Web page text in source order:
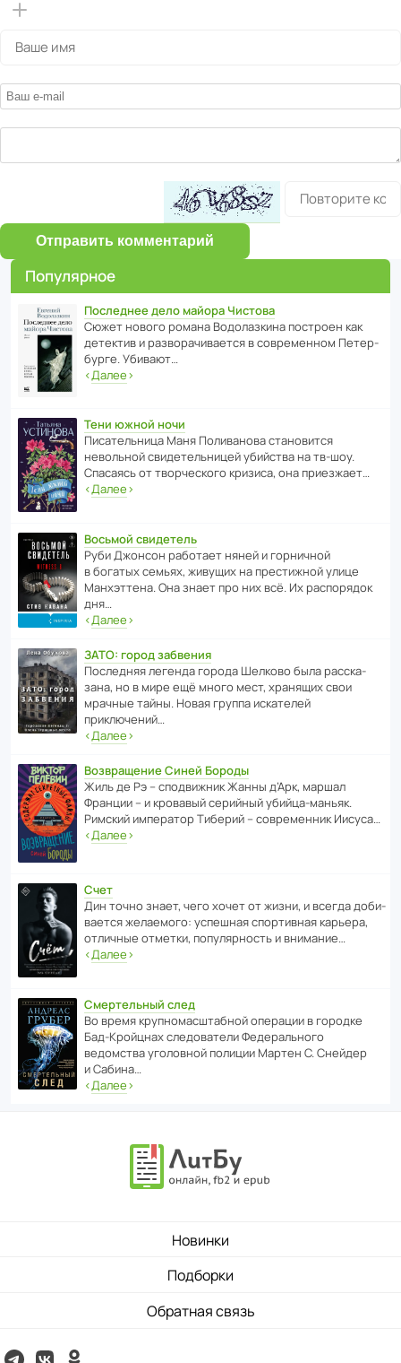
Отправить комментарий
Популярное
Последнее дело майора Чистова
Сюжет нового романа Водо­ла­з­кина пост­роен как
дете­ктив и разво­ра­чи­ва­ется в совре­менном Пете­р­
бурге. Убивают…
‹Далее›
Тени южной ночи
Писа­тель­ница Маня Поли­ва­нова стано­вится
невольной свиде­тель­ницей убийства на тв-шоу.
Спасаясь от твор­че­с­кого кризиса, она приезжает…
‹Далее›
Восьмой свидетель
Руби Джонсон рабо­тает няней и горни­чной
в богатых семьях, живущих на прес­ти­жной улице
Манх­эт­тена. Она знает про них всё. Их распо­рядок
дня…
‹Далее›
ЗАТО: город забвения
После­дняя легенда города Шелково была расска­
зана, но в мире ещё много мест, хранящих свои
мрачные тайны. Новая группа иска­телей
приключений…
‹Далее›
Возвращение Синей Бороды
Жиль де Рэ – спод­ви­жник Жанны д’Арк, маршал
Франции – и кровавый серийный убийца-маньяк.
Римский импе­ратор Тиберий – совре­менник Иисуса…
‹Далее›
Счет
Дин точно знает, чего хочет от жизни, и всегда доби­
ва­ется жела­е­мого: успе­шная спор­ти­вная карьера,
отли­чные отметки, попу­ля­р­ность и внимание…
‹Далее›
Смертельный след
Во время круп­но­мас­ш­та­бной операции в городке
Бад‑Крой­цнах следо­ва­тели Феде­раль­ного
ведомства уголо­вной полиции Мартен С. Снейдер
и Сабина…
‹Далее›
Новинки
Подборки
Обратная связь